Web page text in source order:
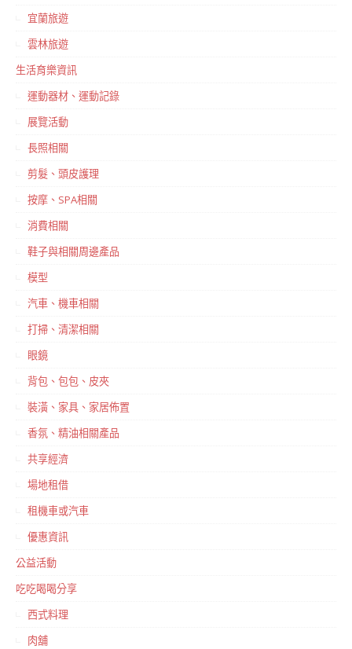
宜蘭旅遊
雲林旅遊
生活育樂資訊
運動器材、運動記錄
展覽活動
長照相關
剪髮、頭皮護理
按摩、SPA相關
消費相關
鞋子與相關周邊產品
模型
汽車、機車相關
打掃、清潔相關
眼鏡
背包、包包、皮夾
裝潢、家具、家居佈置
香氛、精油相關產品
共享經濟
場地租借
租機車或汽車
優惠資訊
公益活動
吃吃喝喝分享
西式料理
肉舖